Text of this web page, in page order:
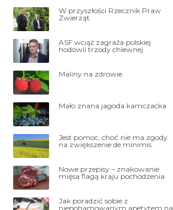
W przyszłości Rzecznik Praw
Zwierząt
ASF wciąż zagraża polskiej
hodowli trzody chlewnej
Maliny na zdrowie
Mało znana jagoda kamczacka
Jest pomoc, choć nie ma zgody
na zwiększenie de minimis
Nowe przepisy – znakowanie
mięsa flagą kraju pochodzenia
Jak poradzić sobie z
niepohamowanym apetytem na